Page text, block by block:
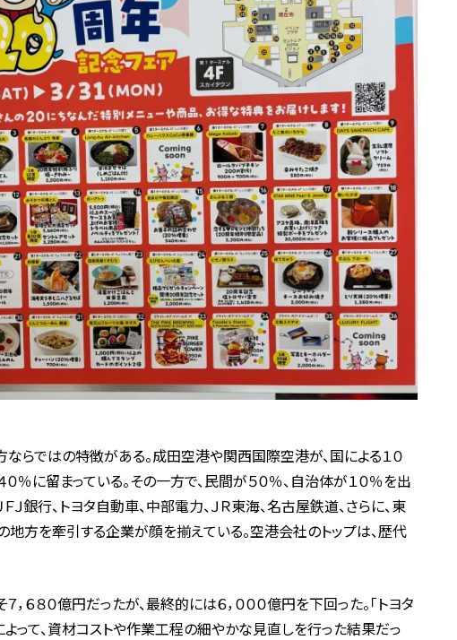
らではの特徴がある。成田空港や関西国際空港が、国による１０
％に留まっている。その一方で、民間が５０％、自治体が１０％を出
Ｊ銀行、トヨタ自動車、中部電力、ＪＲ東海、名古屋鉄道、さらに、東
の地方を牽引する企業が顔を揃えている。空港会社のトップは、歴代
６８０億円だったが、最終的には６，０００億円を下回った。「トヨタ
って、資材コストや作業工程の細やかな見直しを行った結果だっ